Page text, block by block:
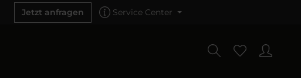
Jetzt anfragen Service Center